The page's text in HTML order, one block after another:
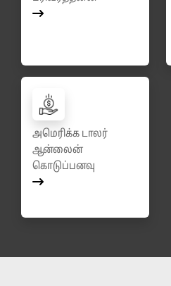
அமெரிக்க டாலர்
ஆன்லைன்
கொடுப்பனவு